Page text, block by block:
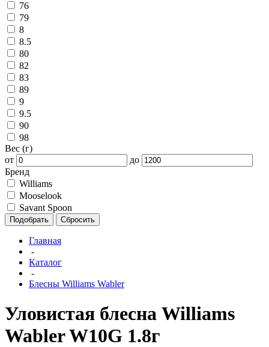
76
79
8
8.5
80
82
83
89
9
9.5
90
98
Вес (г)
от
до
Бренд
Williams
Mooselook
Savant Spoon
Подобрать Сбросить
Главная
-
Каталог
-
Блесны Williams Wabler
Уловистая блесна Williams
Wabler W10G 1.8г